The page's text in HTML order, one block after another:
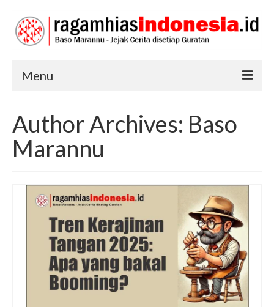
Menu
SENI DAN BUDAYA
TRADISI
Author Archives: Baso
Marannu